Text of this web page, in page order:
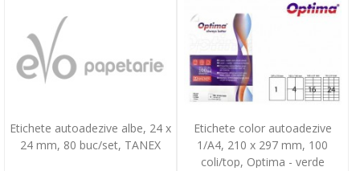
Etichete autoadezive albe, 24 x
24 mm, 80 buc/set, TANEX
Etichete color autoadezive
1/A4, 210 x 297 mm, 100
coli/top, Optima - verde